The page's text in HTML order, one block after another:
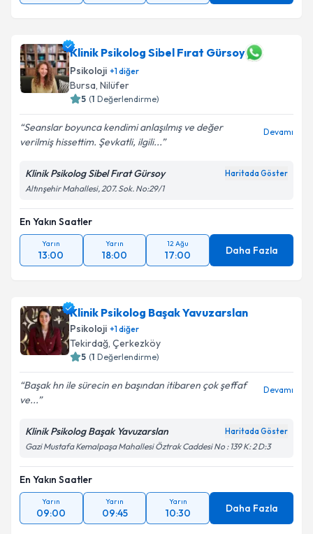
Klinik Psikolog Sibel Fırat Gürsoy
Psikoloji +1diğer
Bursa, Nilüfer
5 (1 Değerlendirme)
Seanslar boyunca kendimi anlaşılmış ve değer
verilmiş hissettim. Şevkatli, ilgili...
Devamı
Klinik Psikolog Sibel Fırat Gürsoy Haritada Göster
Altınşehir Mahallesi, 207. Sok. No:29/1
En Yakın Saatler
Yarın
13:00
Yarın
18:00
12 Ağu
17:00 Daha Fazla
Klinik Psikolog Başak Yavuzarslan
Psikoloji +1diğer
Tekirdağ, Çerkezköy
5 (1 Değerlendirme)
Başak hn ile sürecin en başından itibaren çok şeffaf
ve...
Devamı
Klinik Psikolog Başak Yavuzarslan Haritada Göster
Gazi Mustafa Kemalpaşa Mahallesi Öztrak Caddesi No : 139 K: 2 D:3
En Yakın Saatler
Yarın
09:00
Yarın
09:45
Yarın
10:30 Daha Fazla